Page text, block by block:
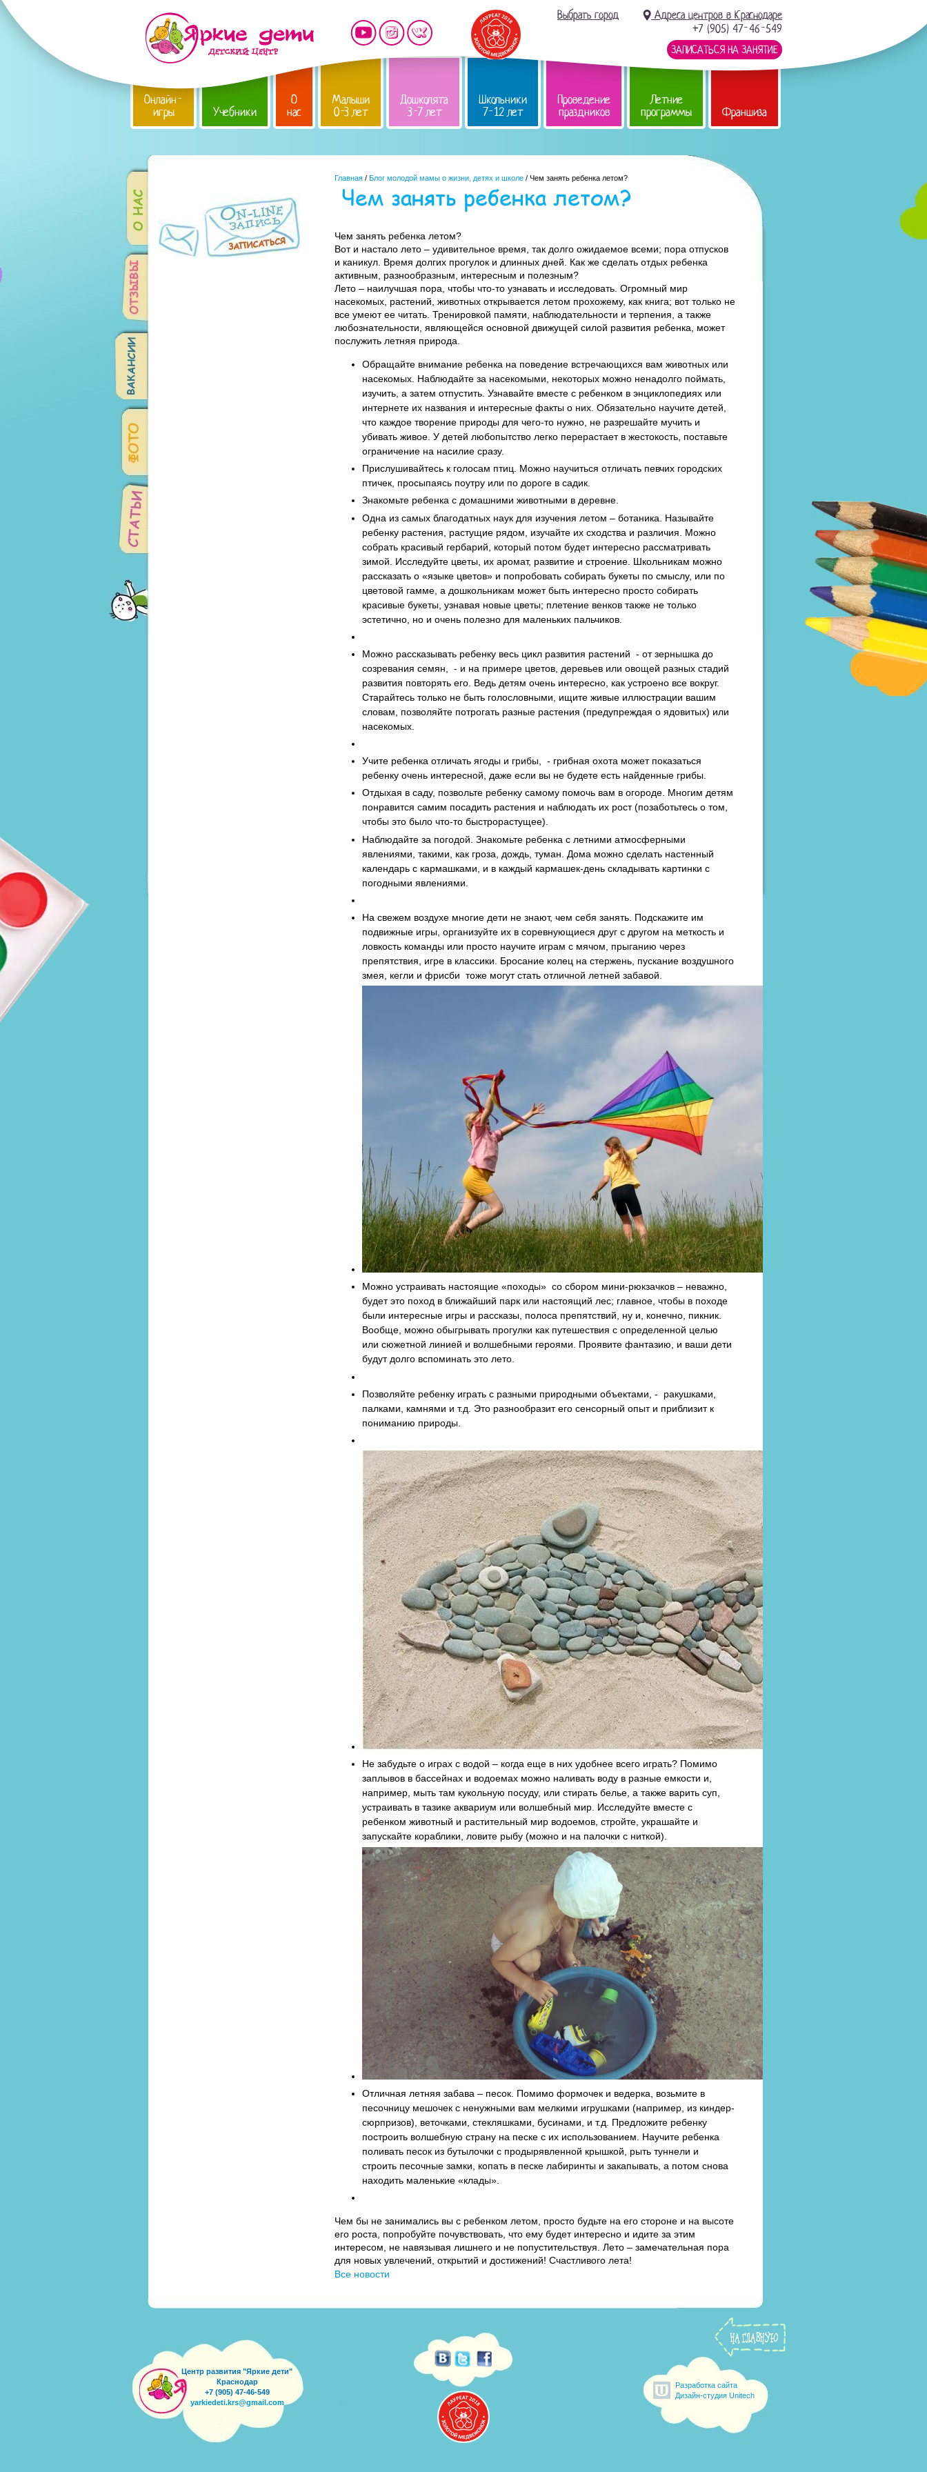
Выбрать город
Адреса центров в Краснодаре
+7 (905) 47-46-549
ЗАПИСАТЬСЯ НА ЗАНЯТИЕ
Онлайн-
игры Учебники
О
нас
Малыши
0-3 лет
Дошколята
3-7 лет
Школьники
7-12 лет
Проведение
праздников
Летние
программы Франшиза
Главная / Блог молодой мамы о жизни, детях и школе / Чем занять ребенка летом?
Чем занять ребенка летом?
Чем занять ребенка летом?
Вот и настало лето – удивительное время, так долго ожидаемое всеми; пора отпусков
и каникул. Время долгих прогулок и длинных дней. Как же сделать отдых ребенка
активным, разнообразным, интересным и полезным?
Лето – наилучшая пора, чтобы что-то узнавать и исследовать. Огромный мир
насекомых, растений, животных открывается летом прохожему, как книга; вот только не
все умеют ее читать. Тренировкой памяти, наблюдательности и терпения, а также
любознательности, являющейся основной движущей силой развития ребенка, может
послужить летняя природа.
Обращайте внимание ребенка на поведение встречающихся вам животных или
насекомых. Наблюдайте за насекомыми, некоторых можно ненадолго поймать,
изучить, а затем отпустить. Узнавайте вместе с ребенком в энциклопедиях или
интернете их названия и интересные факты о них. Обязательно научите детей,
что каждое творение природы для чего-то нужно, не разрешайте мучить и
убивать живое. У детей любопытство легко перерастает в жестокость, поставьте
ограничение на насилие сразу.
Прислушивайтесь к голосам птиц. Можно научиться отличать певчих городских
птичек, просыпаясь поутру или по дороге в садик.
Знакомьте ребенка с домашними животными в деревне.
Одна из самых благодатных наук для изучения летом – ботаника. Называйте
ребенку растения, растущие рядом, изучайте их сходства и различия. Можно
собрать красивый гербарий, который потом будет интересно рассматривать
зимой. Исследуйте цветы, их аромат, развитие и строение. Школьникам можно
рассказать о «языке цветов» и попробовать собирать букеты по смыслу, или по
цветовой гамме, а дошкольникам может быть интересно просто собирать
красивые букеты, узнавая новые цветы; плетение венков также не только
эстетично, но и очень полезно для маленьких пальчиков.
Можно рассказывать ребенку весь цикл развития растений - от зернышка до
созревания семян, - и на примере цветов, деревьев или овощей разных стадий
развития повторять его. Ведь детям очень интересно, как устроено все вокруг.
Старайтесь только не быть голословными, ищите живые иллюстрации вашим
словам, позволяйте потрогать разные растения (предупреждая о ядовитых) или
насекомых.
Учите ребенка отличать ягоды и грибы, - грибная охота может показаться
ребенку очень интересной, даже если вы не будете есть найденные грибы.
Отдыхая в саду, позвольте ребенку самому помочь вам в огороде. Многим детям
понравится самим посадить растения и наблюдать их рост (позаботьтесь о том,
чтобы это было что-то быстрорастущее).
Наблюдайте за погодой. Знакомьте ребенка с летними атмосферными
явлениями, такими, как гроза, дождь, туман. Дома можно сделать настенный
календарь с кармашками, и в каждый кармашек-день складывать картинки с
погодными явлениями.
На свежем воздухе многие дети не знают, чем себя занять. Подскажите им
подвижные игры, организуйте их в соревнующиеся друг с другом на меткость и
ловкость команды или просто научите играм с мячом, прыганию через
препятствия, игре в классики. Бросание колец на стержень, пускание воздушного
змея, кегли и фрисби тоже могут стать отличной летней забавой.
Можно устраивать настоящие «походы» со сбором мини-рюкзачков – неважно,
будет это поход в ближайший парк или настоящий лес; главное, чтобы в походе
были интересные игры и рассказы, полоса препятствий, ну и, конечно, пикник.
Вообще, можно обыгрывать прогулки как путешествия с определенной целью
или сюжетной линией и волшебными героями. Проявите фантазию, и ваши дети
будут долго вспоминать это лето.
Позволяйте ребенку играть с разными природными объектами, - ракушками,
палками, камнями и т.д. Это разнообразит его сенсорный опыт и приблизит к
пониманию природы.
Не забудьте о играх с водой – когда еще в них удобнее всего играть? Помимо
заплывов в бассейнах и водоемах можно наливать воду в разные емкости и,
например, мыть там кукольную посуду, или стирать белье, а также варить суп,
устраивать в тазике аквариум или волшебный мир. Исследуйте вместе с
ребенком животный и растительный мир водоемов, стройте, украшайте и
запускайте кораблики, ловите рыбу (можно и на палочки с ниткой).
Отличная летняя забава – песок. Помимо формочек и ведерка, возьмите в
песочницу мешочек с ненужными вам мелкими игрушками (например, из киндер-
сюрпризов), веточками, стекляшками, бусинами, и т.д. Предложите ребенку
построить волшебную страну на песке с их использованием. Научите ребенка
поливать песок из бутылочки с продырявленной крышкой, рыть туннели и
строить песочные замки, копать в песке лабиринты и закапывать, а потом снова
находить маленькие «клады».
Чем бы не занимались вы с ребенком летом, просто будьте на его стороне и на высоте
его роста, попробуйте почувствовать, что ему будет интересно и идите за этим
интересом, не навязывая лишнего и не попустительствуя. Лето – замечательная пора
для новых увлечений, открытий и достижений! Счастливого лета!
Все новости
Центр развития "Яркие дети"
Краснодар
+7 (905) 47-46-549
yarkiedeti.krs@gmail.com
Разработка сайта
Дизайн-студия Unitech